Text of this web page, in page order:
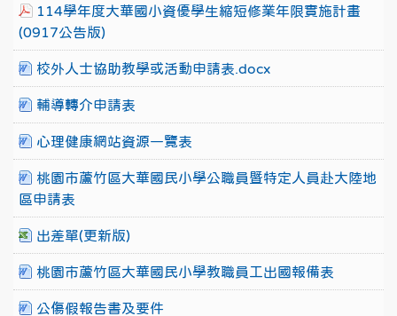
114學年度大華國小資優學生縮短修業年限實施計畫
(0917公告版)
校外人士協助教學或活動申請表.docx
輔導轉介申請表
心理健康網站資源一覽表
桃園市蘆竹區大華國民小學公職員暨特定人員赴大陸地
區申請表
出差單(更新版)
桃園市蘆竹區大華國民小學教職員工出國報備表
公傷假報告書及要件